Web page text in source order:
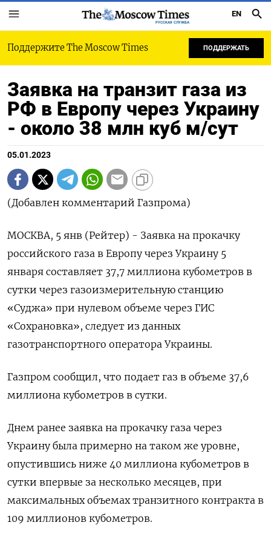
РУССКАЯ СЛУЖБА
EN
Поддержите The Moscow Times ПОДДЕРЖАТЬ
Заявка на транзит газа из
РФ в Европу через Украину
- около 38 млн куб м/сут
05.01.2023
(Добавлен комментарий Газпрома)
МОСКВА, 5 янв (Рейтер) - Заявка на прокачку
российского газа в Европу через Украину 5
января составляет 37,7 миллиона кубометров в
сутки через газоизмерительную станцию
«Суджа» при нулевом объеме через ГИС
«Сохрановка», следует из данных
газотранспортного оператора Украины.
Газпром сообщил, что подает газ в объеме 37,6
миллиона кубометров в сутки.
Днем ранее заявка на прокачку газа через
Украину была примерно на таком же уровне,
опустившись ниже 40 миллиона кубометров в
сутки впервые за несколько месяцев, при
максимальных объемах транзитного контракта в
109 миллионов кубометров.